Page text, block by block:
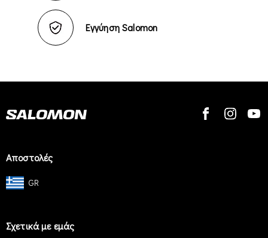
Εγγύηση Salomon
Αποστολές
GR
Σχετικά με εμάς